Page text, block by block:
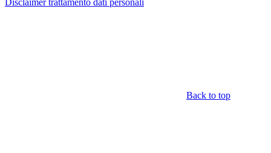
Back to top